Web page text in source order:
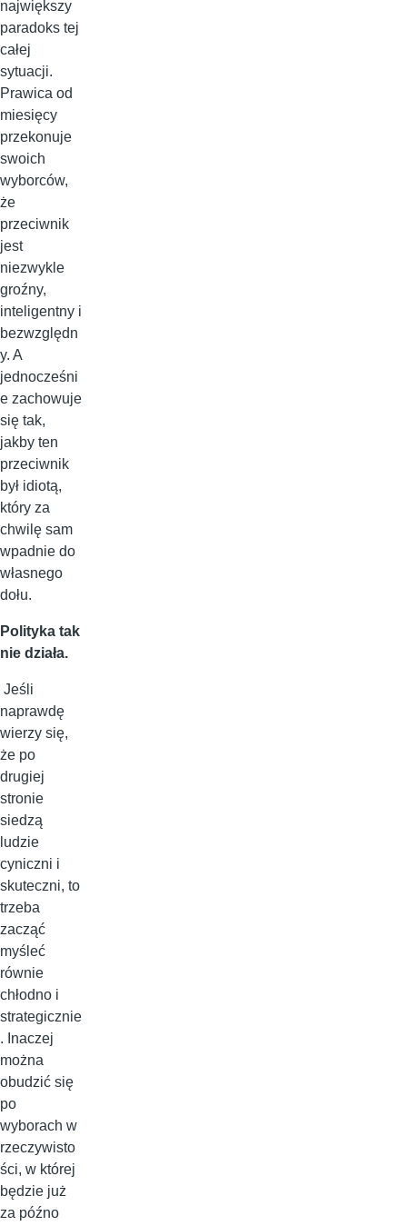
największy
paradoks tej
całej
sytuacji.
Prawica od
miesięcy
przekonuje
swoich
wyborców,
że
przeciwnik
jest
niezwykle
groźny,
inteligentny i
bezwzględn
y. A
jednocześni
e zachowuje
się tak,
jakby ten
przeciwnik
był idiotą,
który za
chwilę sam
wpadnie do
własnego
dołu.
Polityka tak
nie działa.
Jeśli
naprawdę
wierzy się,
że po
drugiej
stronie
siedzą
ludzie
cyniczni i
skuteczni, to
trzeba
zacząć
myśleć
równie
chłodno i
strategicznie
. Inaczej
można
obudzić się
po
wyborach w
rzeczywisto
ści, w której
będzie już
za późno